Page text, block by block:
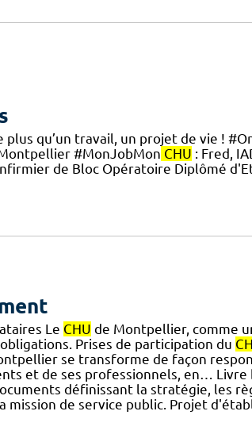
qu’un travail, un projet de vie !
#MonJobMon CHU : Fred,
de Bloc Opératoire Diplômé
Le CHU de Montpellier, comme
Prises de participation du
se transforme de façon
et de ses professionnels, en… Livre
définissant la stratégie, les
mission de service public. Projet